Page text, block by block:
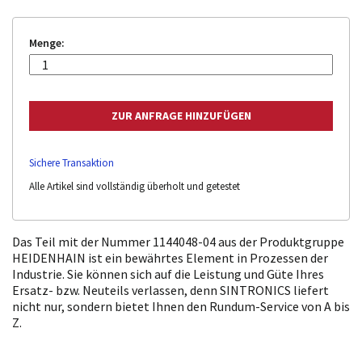
Menge:
Sichere Transaktion
Alle Artikel sind vollständig überholt und getestet
Das Teil mit der Nummer 1144048-04 aus der Produktgruppe
HEIDENHAIN ist ein bewährtes Element in Prozessen der
Industrie. Sie können sich auf die Leistung und Güte Ihres
Ersatz- bzw. Neuteils verlassen, denn SINTRONICS liefert
nicht nur, sondern bietet Ihnen den Rundum-Service von A bis
Z.